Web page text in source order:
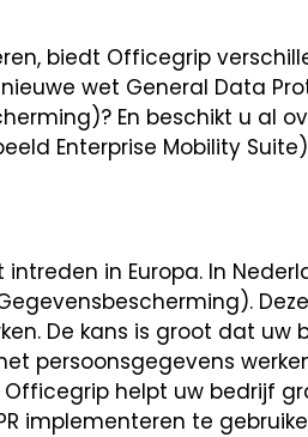
biedt Officegrip
wet General Data
En beschikt u al
Enterprise Mobility
in Europa. In
De kans is groot dat uw
persoonsgegevens
helpt uw bedrijf
implementeren te